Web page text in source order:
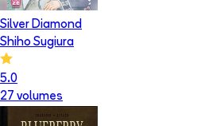
Silver Diamond
Shiho Sugiura
5.0
27 volumes